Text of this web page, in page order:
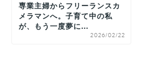
専業主婦からフリーランスカ
メラマンへ。子育て中の私
が、もう一度夢に...
2026/02/22